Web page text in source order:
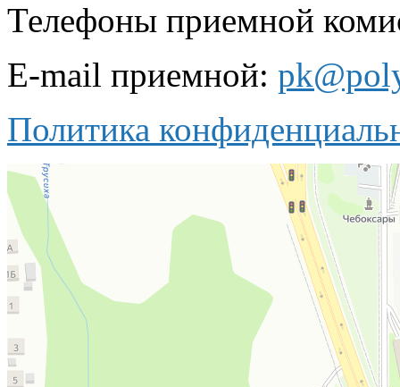
Телефоны приемной
E-mail приемной:
Политика